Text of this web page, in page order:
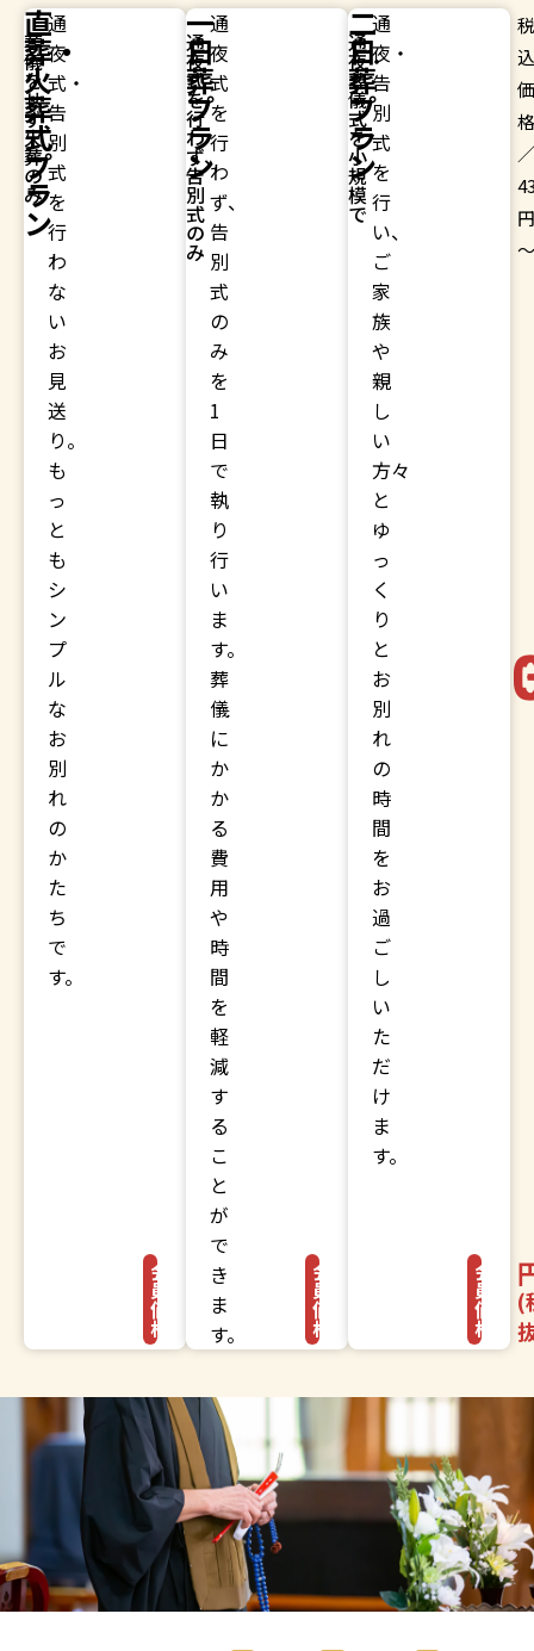
葬
儀
を
せ
ず
火
葬
の
み
直
葬・
火
葬
式
プ
ラ
ン
通
夜
式・
告
別
式
を
行
わ
な
い
お
見
送
り。
も
っ
と
も
シ
ン
プ
ル
な
お
別
れ
の
か
た
ち
で
す。
会
員
価
格
90,000
円〜
(税
抜)
税
込
価
格
／
99,000
円
～
詳
し
く
は
こ
ち
ら
通
夜
式
を
行
わ
ず、
告
別
式
の
み
一
日
葬
プ
ラ
ン
通
夜
式
を
行
わ
ず、
告
別
式
の
み
を
1
日
で
執
り
行
い
ま
す。
葬
儀
に
か
か
る
費
用
や
時
間
を
軽
減
す
る
こ
と
が
で
き
ま
す。
会
員
価
格
税
込
価
格
／
326,700
円
詳
し
く
は
こ
ち
ら
通
夜・
葬
儀
式
を
小
規
模
で
二
日
葬
プ
ラ
ン
通
夜・
告
別
式
を
行
い、
ご
家
族
や
親
し
い
方々
と
ゆ
っ
く
り
と
お
別
れ
の
時
間
を
お
過
ご
し
い
た
だ
け
ま
す。
会
員
価
格
(
税
込
価
格
／
円
～